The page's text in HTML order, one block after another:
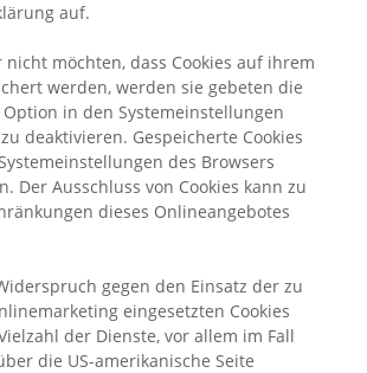
auf.
nicht möchten, dass Cookies auf ihrem
werden, werden sie gebeten die
in den Systemeinstellungen
deaktivieren. Gespeicherte Cookies
des Browsers
Der Ausschluss von Cookies kann zu
dieses Onlineangebotes
gegen den Einsatz der zu
eingesetzten Cookies
der Dienste, vor allem im Fall
die US-amerikanische Seite